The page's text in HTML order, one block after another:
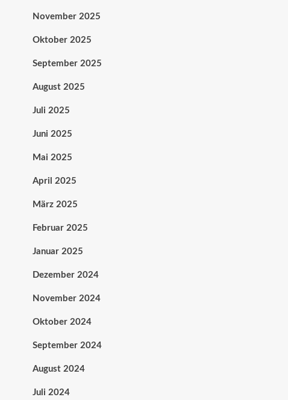
November 2025
Oktober 2025
September 2025
August 2025
Juli 2025
Juni 2025
Mai 2025
April 2025
März 2025
Februar 2025
Januar 2025
Dezember 2024
November 2024
Oktober 2024
September 2024
August 2024
Juli 2024